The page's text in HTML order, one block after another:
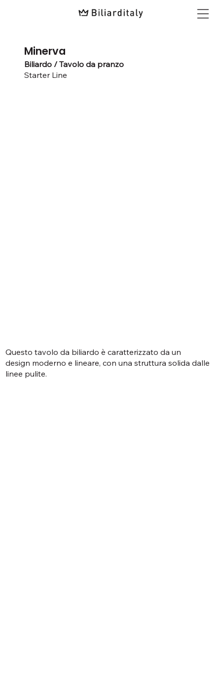
Minerva
Biliardo / Tavolo da pranzo
Starter Line
Questo tavolo da biliardo è caratterizzato da un
design moderno e lineare, con una struttura solida dalle
linee pulite.